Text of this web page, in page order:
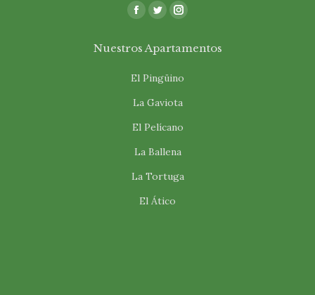
Facebook
opens
in
window
Twitter
opens
in
window
Instagram
opens
window
Nuestros Apartamentos
El Pingüino
La Gaviota
El Pelícano
La Ballena
La Tortuga
El Ático